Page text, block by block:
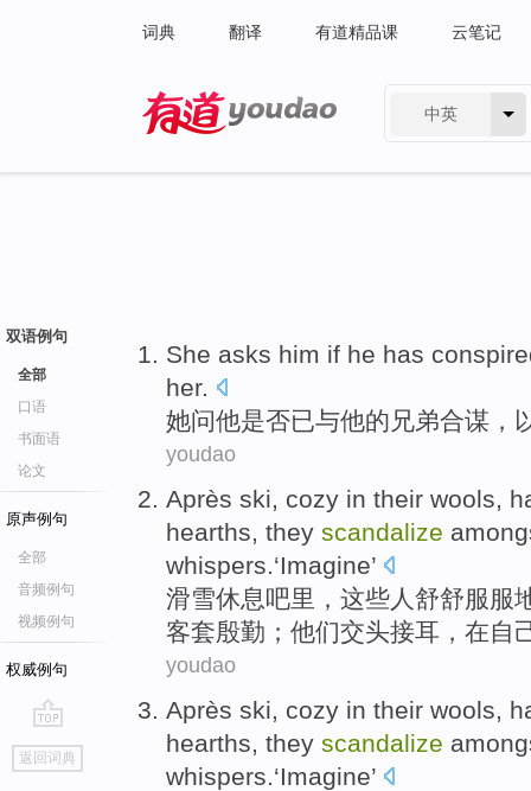
词典 翻译 有道精品课 云笔记
中英
双语例句
全部
口语
书面语
论文
原声例句
全部
音频例句
视频例句
权威例句
go
top
返回词典
She asks him if he has
her.
她问他是否已与他的 兄弟合谋 ，
youdao
Après ski, cozy in their wools,
hearths, they scandalize
whispers.‘Imagine’
滑雪休息吧里，这些人舒舒服服
客套殷勤； 他们交头接耳 ， 在自
youdao
Après ski, cozy in their wools,
hearths, they scandalize
whispers.‘Imagine’